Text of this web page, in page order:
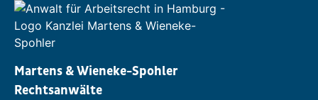
Martens & Wieneke-Spohler
Rechtsanwälte